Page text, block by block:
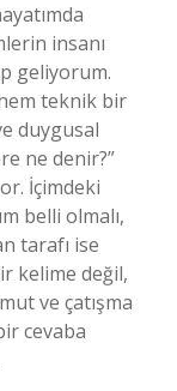
insanı
geliyorum.
teknik bir
duygusal
ne denir?”
İçimdeki
belli olmalı,
tarafı ise
kelime değil,
ve çatışma
cevaba